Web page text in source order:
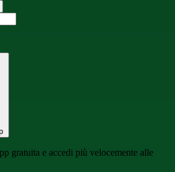
gratuita e accedi più velocemente alle